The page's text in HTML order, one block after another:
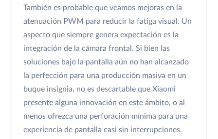
También es probable que veamos mejoras en la
atenuación PWM para reducir la fatiga visual. Un
aspecto que siempre genera expectación es la
integración de la cámara frontal. Si bien las
soluciones bajo la pantalla aún no han alcanzado
la perfección para una producción masiva en un
buque insignia, no es descartable que Xiaomi
presente alguna innovación en este ámbito, o al
menos ofrezca una perforación mínima para una
experiencia de pantalla casi sin interrupciones.